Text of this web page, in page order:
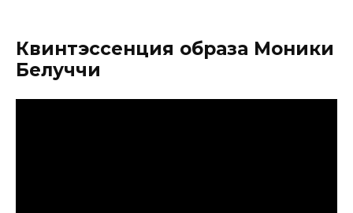
Квинтэссенция образа Моники
Белуччи